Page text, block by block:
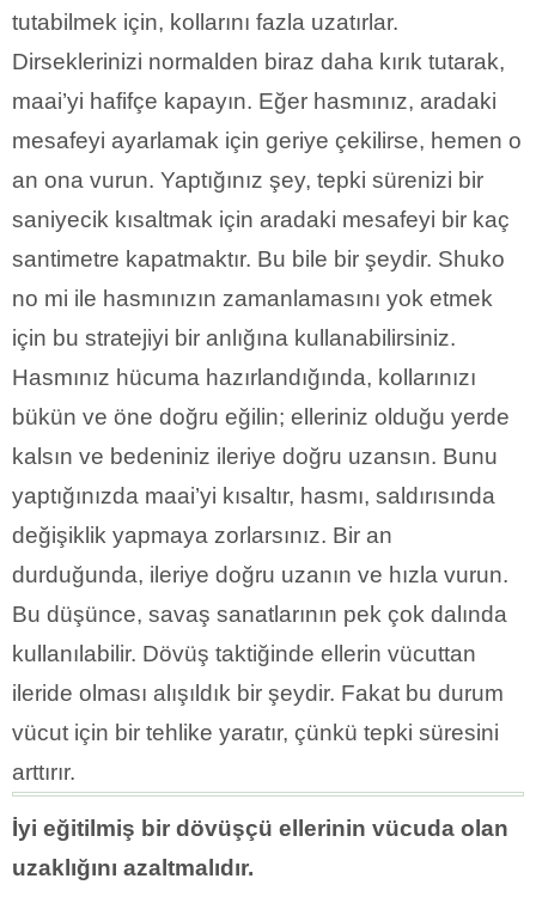
tutabilmek için, kollarını fazla uzatırlar.
Dirseklerinizi normalden biraz daha kırık tutarak,
maai’yi hafifçe kapayın. Eğer hasmınız, aradaki
mesafeyi ayarlamak için geriye çekilirse, hemen o
an ona vurun. Yaptığınız şey, tepki sürenizi bir
saniyecik kısaltmak için aradaki mesafeyi bir kaç
santimetre kapatmaktır. Bu bile bir şeydir. Shuko
no mi ile hasmınızın zamanlamasını yok etmek
için bu stratejiyi bir anlığına kullanabilirsiniz.
Hasmınız hücuma hazırlandığında, kollarınızı
bükün ve öne doğru eğilin; elleriniz olduğu yerde
kalsın ve bedeniniz ileriye doğru uzansın. Bunu
yaptığınızda maai’yi kısaltır, hasmı, saldırısında
değişiklik yapmaya zorlarsınız. Bir an
durduğunda, ileriye doğru uzanın ve hızla vurun.
Bu düşünce, savaş sanatlarının pek çok dalında
kullanılabilir. Dövüş taktiğinde ellerin vücuttan
ileride olması alışıldık bir şeydir. Fakat bu durum
vücut için bir tehlike yaratır, çünkü tepki süresini
arttırır.
İyi eğitilmiş bir dövüşçü ellerinin vücuda olan
uzaklığını azaltmalıdır.